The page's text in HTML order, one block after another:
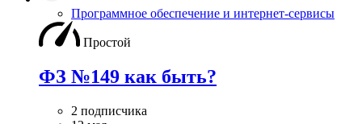
Программное обеспечение и интернет-сервисы
Простой
ФЗ №149 как быть?
2 подписчика